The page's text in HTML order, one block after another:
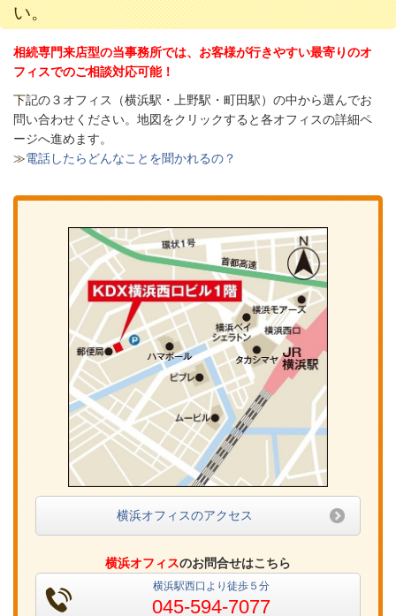
い。
相続専門来店型の当事務所では、お客様が行きやすい最寄りのオ
フィスでのご相談対応可能！
下記の３オフィス（横浜駅・上野駅・町田駅）の中から選んでお
問い合わせください。 地図をクリックすると各オフィスの詳細ペ
ージへ進めます。
≫電話したらどんなことを聞かれるの？
横浜オフィスのアクセス
横浜オフィスのお問合せはこちら
横浜駅西口より徒歩５分
045-594-7077